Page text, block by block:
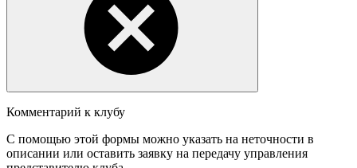
Комментарий к клубу
С помощью этой формы можно указать на неточности в
описании или оставить заявку на передачу управления